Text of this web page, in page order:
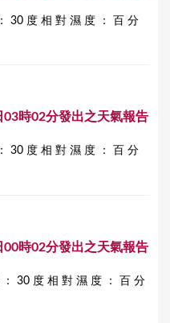
30 度 相 對 濕 度 ： 百 分
時02分發出之天氣報告
30 度 相 對 濕 度 ： 百 分
時02分發出之天氣報告
30 度 相 對 濕 度 ： 百 分